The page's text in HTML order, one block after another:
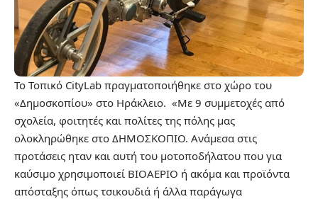
Το Τοπικό CityLab πραγματοποιήθηκε στο χώρο του
«Δημοσκοπίου» στο Ηράκλειο. «Με 9 συμμετοχές από
σχολεία, φοιτητές και πολίτες της πόλης μας
ολοκληρώθηκε στο ΔΗΜΟΣΚΟΠΙΟ. Ανάμεσα στις
προτάσεις ηταν και αυτή του μοτοποδήλατου που για
καύσιμο χρησιμοποιεί ΒΙΟΑΕΡΙΟ ή ακόμα και προϊόντα
απόσταξης όπως τσικουδιά ή άλλα παράγωγα